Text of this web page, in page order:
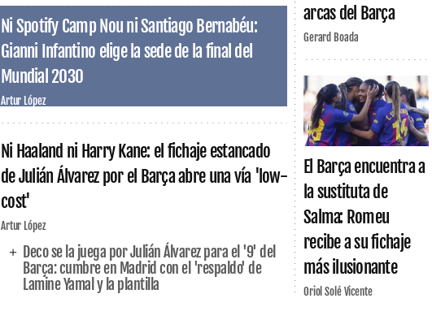
Ni Spotify Camp Nou ni Santiago Bernabéu:
Gianni Infantino elige la sede de la final del
Mundial 2030
Artur López
Ni Haaland ni Harry Kane: el fichaje estancado
de Julián Álvarez por el Barça abre una vía 'low-
cost'
Artur López
Deco se la juega por Julián Álvarez para el '9' del
Barça: cumbre en Madrid con el 'respaldo' de
Lamine Yamal y la plantilla
arcas del Barça
Gerard Boada
El Barça encuentra a
la sustituta de
Salma: Romeu
recibe a su fichaje
más ilusionante
Oriol Solé Vicente